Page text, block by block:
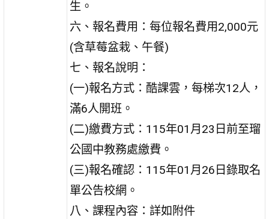
生。
六、報名費用：每位報名費用2,000元
(含草莓盆栽、午餐)
七、報名說明：
(一)報名方式：酷課雲，每梯次12人，
滿6人開班。
(二)繳費方式：115年01月23日前至瑠
公國中教務處繳費。
(三)報名確認：115年01月26日錄取名
單公告校網。
八、課程內容：詳如附件